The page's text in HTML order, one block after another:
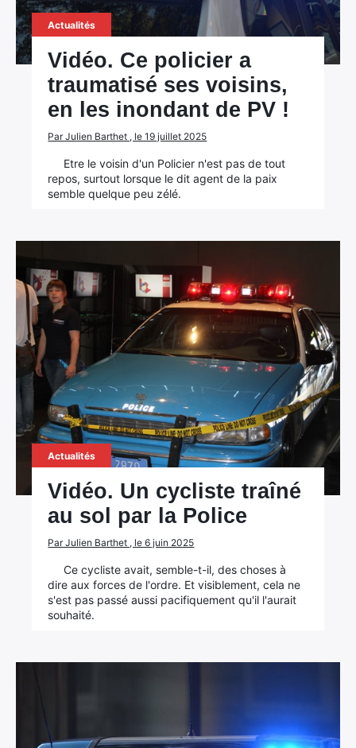
Actualités
Vidéo. Ce policier a
traumatisé ses voisins,
en les inondant de PV !
Par Julien Barthet , le 19 juillet 2025
Etre le voisin d'un Policier n'est pas de tout
repos, surtout lorsque le dit agent de la paix
semble quelque peu zélé.
Actualités
Vidéo. Un cycliste traîné
au sol par la Police
Par Julien Barthet , le 6 juin 2025
Ce cycliste avait, semble-t-il, des choses à
dire aux forces de l'ordre. Et visiblement, cela ne
s'est pas passé aussi pacifiquement qu'il l'aurait
souhaité.